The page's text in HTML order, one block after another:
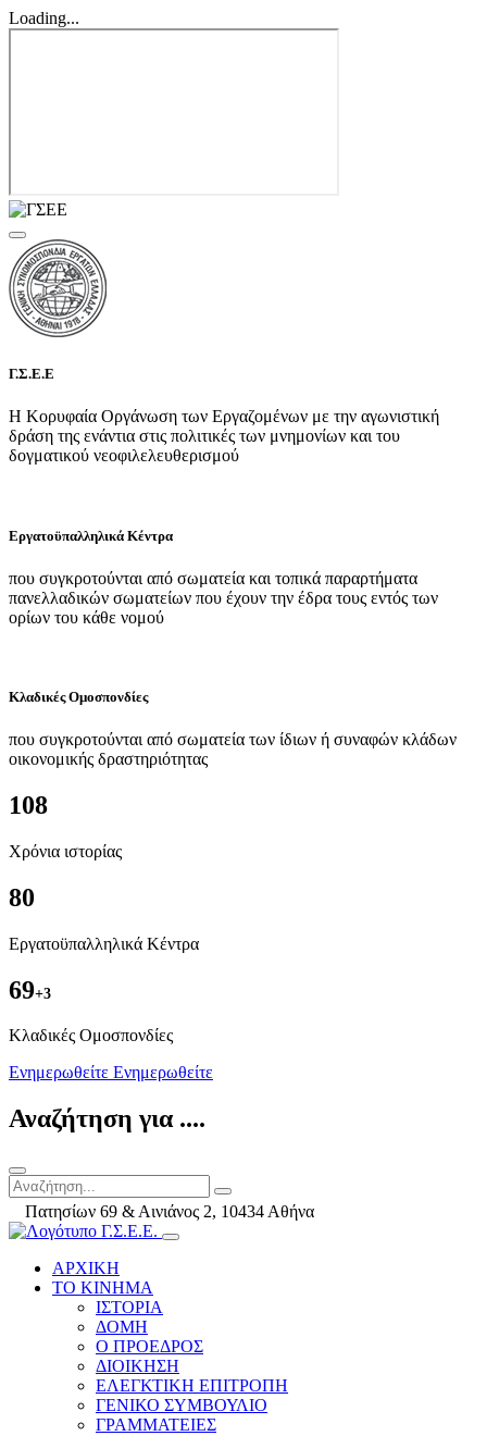
Loading...
Γ.Σ.Ε.Ε
Η Κορυφαία Οργάνωση των Εργαζομένων με την αγωνιστική
δράση της ενάντια στις πολιτικές των μνημονίων και του
δογματικού νεοφιλελευθερισμού
Εργατοϋπαλληλικά Κέντρα
που συγκροτούνται από σωματεία και τοπικά παραρτήματα
πανελλαδικών σωματείων που έχουν την έδρα τους εντός των
ορίων του κάθε νομού
Κλαδικές Ομοσπονδίες
που συγκροτούνται από σωματεία των ίδιων ή συναφών κλάδων
οικονομικής δραστηριότητας
108
Χρόνια ιστορίας
80
Εργατοϋπαλληλικά Κέντρα
69+3
Kλαδικές Ομοσπονδίες
Ενημερωθείτε Ενημερωθείτε
Αναζήτηση για ....
Πατησίων 69 & Αινιάνος 2, 10434 Αθήνα
ΑΡΧΙΚΗ
ΤΟ ΚΙΝΗΜΑ
ΙΣΤΟΡΙΑ
ΔΟΜΗ
Ο ΠΡΟΕΔΡΟΣ
ΔΙΟΙΚΗΣΗ
ΕΛΕΓΚΤΙΚΗ ΕΠΙΤΡΟΠΗ
ΓΕΝΙΚΟ ΣΥΜΒΟΥΛΙΟ
ΓΡΑΜΜΑΤΕΙΕΣ